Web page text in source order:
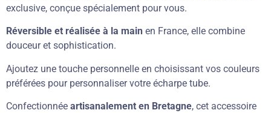
exclusive, conçue spécialement pour vous.
Réversible et réalisée à la main en France, elle combine
douceur et sophistication.
Ajoutez une touche personnelle en choisissant vos couleurs
préférées pour personnaliser votre écharpe tube.
Confectionnée artisanalement en Bretagne, cet accessoire